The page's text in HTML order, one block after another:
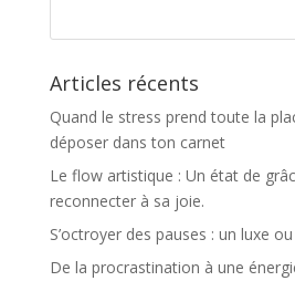
Articles récents
Quand le stress prend toute la
déposer dans ton carnet
Le flow artistique : Un état de
reconnecter à sa joie.
S’octroyer des pauses : un luxe
De la procrastination à une